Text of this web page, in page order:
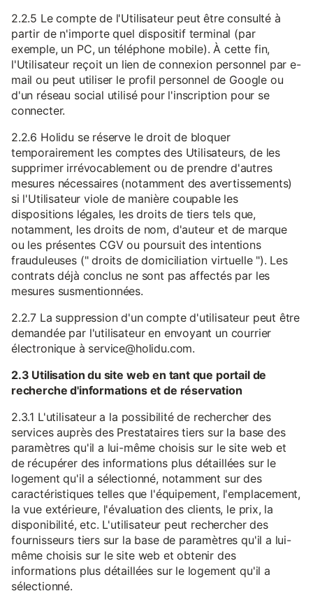
2.2.5 Le compte de l'Utilisateur peut être consulté à
partir de n'importe quel dispositif terminal (par
exemple, un PC, un téléphone mobile). À cette fin,
l'Utilisateur reçoit un lien de connexion personnel par e-
mail ou peut utiliser le profil personnel de Google ou
d'un réseau social utilisé pour l'inscription pour se
connecter.
2.2.6 Holidu se réserve le droit de bloquer
temporairement les comptes des Utilisateurs, de les
supprimer irrévocablement ou de prendre d'autres
mesures nécessaires (notamment des avertissements)
si l'Utilisateur viole de manière coupable les
dispositions légales, les droits de tiers tels que,
notamment, les droits de nom, d'auteur et de marque
ou les présentes CGV ou poursuit des intentions
frauduleuses (" droits de domiciliation virtuelle "). Les
contrats déjà conclus ne sont pas affectés par les
mesures susmentionnées.
2.2.7 La suppression d'un compte d'utilisateur peut être
demandée par l'utilisateur en envoyant un courrier
électronique à service@holidu.com.
2.3 Utilisation du site web en tant que portail de
recherche d'informations et de réservation
2.3.1 L'utilisateur a la possibilité de rechercher des
services auprès des Prestataires tiers sur la base des
paramètres qu'il a lui-même choisis sur le site web et
de récupérer des informations plus détaillées sur le
logement qu'il a sélectionné, notamment sur des
caractéristiques telles que l'équipement, l'emplacement,
la vue extérieure, l'évaluation des clients, le prix, la
disponibilité, etc. L'utilisateur peut rechercher des
fournisseurs tiers sur la base de paramètres qu'il a lui-
même choisis sur le site web et obtenir des
informations plus détaillées sur le logement qu'il a
sélectionné.